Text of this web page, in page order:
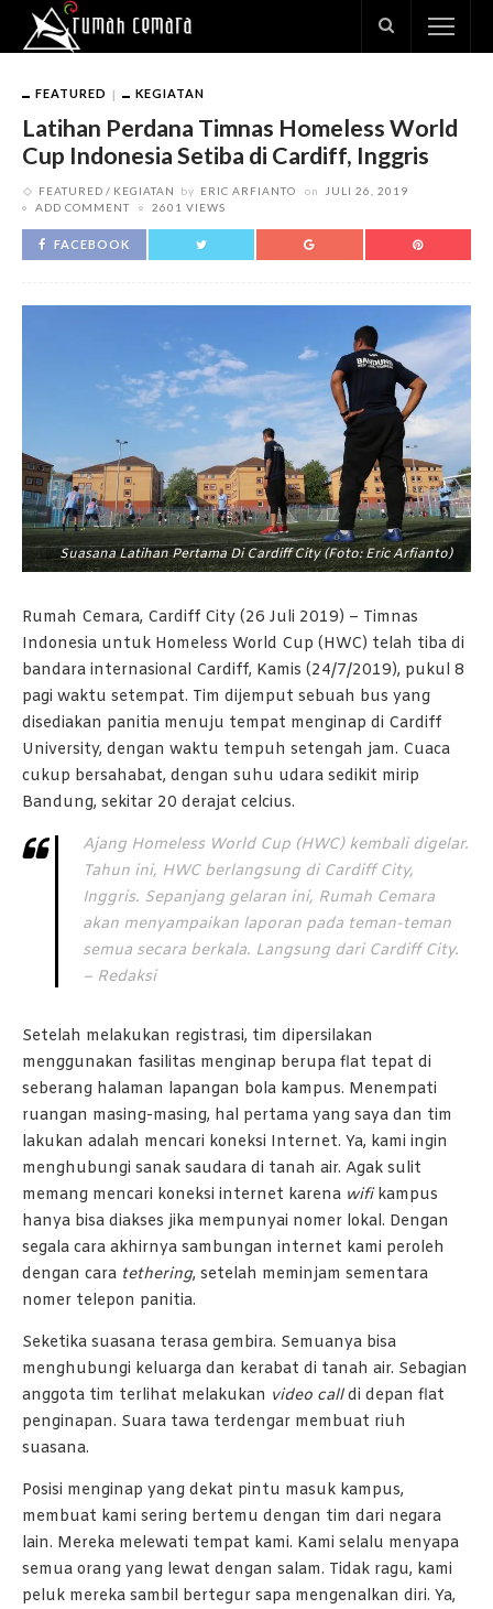
FEATURED KEGIATAN
Latihan Perdana Timnas Homeless World
Cup Indonesia Setiba di Cardiff, Inggris
FEATURED KEGIATAN by ERIC ARFIANTO on
JULI 26, 2019
ADD COMMENT
2601 VIEWS
FACEBOOK
Suasana Latihan Pertama Di Cardiff City (Foto: Eric Arfianto)
Rumah Cemara, Cardiff City (26 Juli 2019) – Timnas
Indonesia untuk Homeless World Cup (HWC) telah tiba di
bandara internasional Cardiff, Kamis (24/7/2019), pukul 8
pagi waktu setempat. Tim dijemput sebuah bus yang
disediakan panitia menuju tempat menginap di Cardiff
University, dengan waktu tempuh setengah jam. Cuaca
cukup bersahabat, dengan suhu udara sedikit mirip
Bandung, sekitar 20 derajat celcius.
Ajang Homeless World Cup (HWC) kembali digelar.
Tahun ini, HWC berlangsung di Cardiff City,
Inggris. Sepanjang gelaran ini, Rumah Cemara
akan menyampaikan laporan pada teman-teman
semua secara berkala. Langsung dari Cardiff City.
– Redaksi
Setelah melakukan registrasi, tim dipersilakan
menggunakan fasilitas menginap berupa flat tepat di
seberang halaman lapangan bola kampus. Menempati
ruangan masing-masing, hal pertama yang saya dan tim
lakukan adalah mencari koneksi Internet. Ya, kami ingin
menghubungi sanak saudara di tanah air. Agak sulit
memang mencari koneksi internet karena wifikampus
hanya bisa diakses jika mempunyai nomer lokal. Dengan
segala cara akhirnya sambungan internet kami peroleh
dengan cara tethering, setelah meminjam sementara
nomer telepon panitia.
Seketika suasana terasa gembira. Semuanya bisa
menghubungi keluarga dan kerabat di tanah air. Sebagian
anggota tim terlihat melakukan video calldi depan flat
penginapan. Suara tawa terdengar membuat riuh
suasana.
Posisi menginap yang dekat pintu masuk kampus,
membuat kami sering bertemu dengan tim dari negara
lain. Mereka melewati tempat kami. Kami selalu menyapa
semua orang yang lewat dengan salam. Tidak ragu, kami
peluk mereka sambil bertegur sapa mengenalkan diri. Ya,